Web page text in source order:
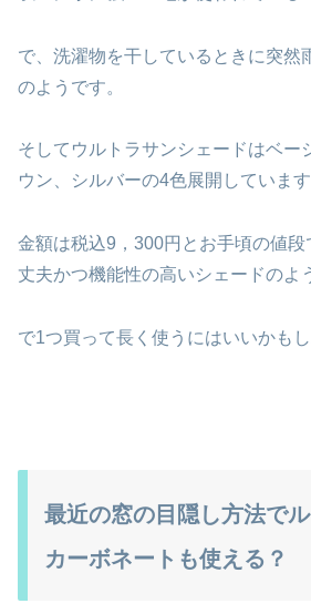
で、洗濯物を干しているときに突然
のようです。
そしてウルトラサンシェードはベー
ウン、シルバーの4色展開しています
金額は税込9，300円とお手頃の値段
丈夫かつ機能性の高いシェードのよ
で1つ買って長く使うにはいいかもし
最近の窓の目隠し方法で
カーボネートも使える？